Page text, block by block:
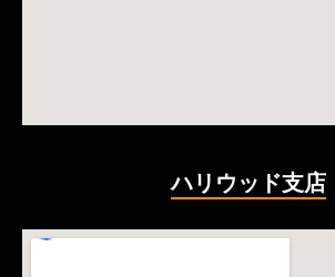
ハリウッド支店